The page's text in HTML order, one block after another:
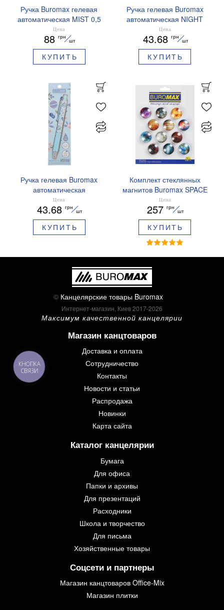
Ручка Buromax гелевая
автоматическая MIST 0,5
мм синие чернила
BM.83103
Цена
88 грн
шт
КУПИТЬ
Ручка гелевая Buromax
автоматическая NIGHT
SKY ZODIAC 0.5 мм
ароматизированный грипп
синие чернила BM.8379-
01
Цена
43.68 грн
шт
КУПИТЬ
Ручка гелевая Buromax
автоматическая
ARABESKI 0.5 мм
ароматизированный грипп
синие чернила в блистере
BM.8379-02
Цена
43.68 грн
шт
КУПИТЬ
Комплект стеклянных
магнитов Buromax SPACE
12 шт 30 мм BM.0048
Цена
257 грн
шт
КУПИТЬ
© Канцелярские товары Buromax
Интернет-магазин, Киев 2017-2026
Максимум качественной канцелярии
Магазин канцтоваров
Доставка и оплата
Сотрудничество
Контакты
Новости и статьи
Распродажа
Новинки
Карта сайта
Каталог канцелярии
Бумага
Для офиса
Папки и архивы
Для презентаций
Расходники
Школа и творчество
Для письма
Хозяйственные товары
Соцсети и партнеры
Магазин канцтоваров Office-Mix
Магазин плитки
КНОПКА
СВЯЗИ